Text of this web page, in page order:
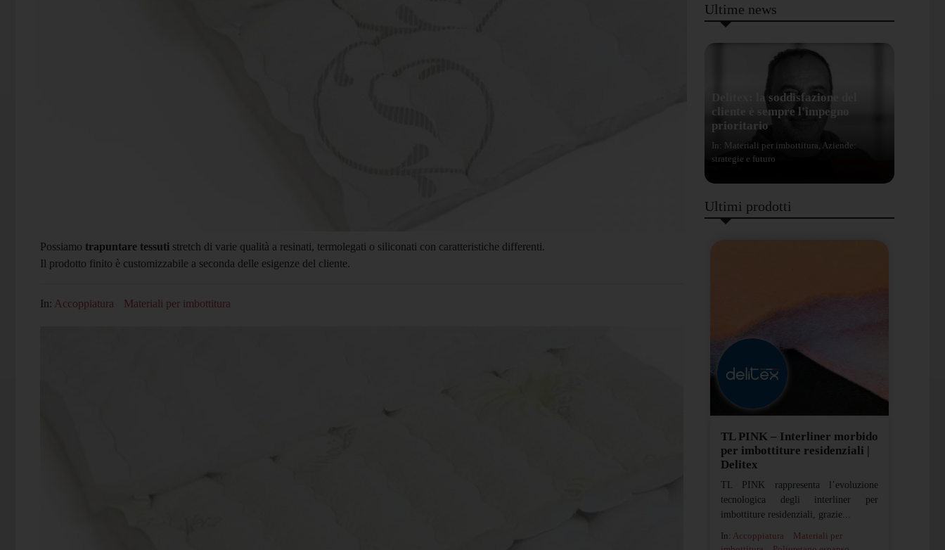
Possiamo trapuntare tessuti stretch di varie qualità a resinati, termolegati o siliconati con caratteristiche differenti.
Il prodotto finito è customizzabile a seconda delle esigenze del cliente.
In: Accoppiatura Materiali per imbottitura
Ultime news
Delitex: la soddisfazione del
cliente è sempre l'impegno
prioritario
In: Materiali per imbottitura, Aziende:
strategie e futuro
Ultimi prodotti
TL PINK – Interliner morbido
per imbottiture residenziali |
Delitex
TL PINK rappresenta l’evoluzione
tecnologica degli interliner per
imbottiture residenziali, grazie...
In: Accoppiatura
Materiali per